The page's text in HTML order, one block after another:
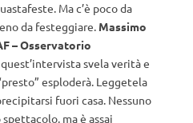
Ma c’è poco da
da festeggiare. Massimo
– Osservatorio
svela verità e
esploderà. Leggetela
fuori casa. Nessuno
ma è assai